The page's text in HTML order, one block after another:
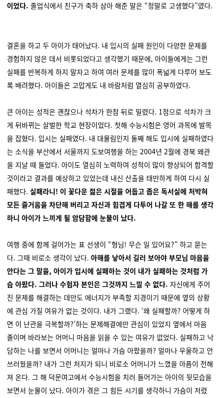
이었다. 졸업식에서 친구가 축하 삼아 해준 말은 “정말로 고생했다”였다.
결혼을 하고 두 아이가 태어났다. 내 입시의 실패 원인이 다양한 문제를
경험하지 않은 데서 비롯되었다고 생각했기 때문에, 아이들에게는 그런
실패를 반복하게 하지 말자고 하여 여러 문제를 많이 폭넓게 다루어 보도
록 배려했다. 아이들은 고맙게도 내 바람처럼 열심히 공부하였다.
큰 아이는 성적은 괜찮으나 석차가 한참 뒤로 밀렸다. 1점으로 석차가 크
게 뒤바뀌는 살벌한 학교 현장이었다. 첫해 수능시험은 영어 과목에 발목
을 잡혔다. 입시는 실패였다. 내 대물림인지 둘째 해도 입시에 실패하였다
는 소식을 부산에서 서울까지 도보여행을 하는 2004년 2월에 경북 왜관
을 지날 때 들었다. 아이도 열심히 노력하여 성적이 많이 향상되어 합격할
것이라고 결과를 예상하고 있었는데 내신 산출을 태만하게 하여 다시 실
패했다. 실패라니! 이 꽃다운 젊은 시절을 어둡고 좁은 독서실에 처박혀
모든 즐거움을 차단해 버리고 자신과 힘겹게 다투어 나갈 또 한 해를 생각
하니 아이가 느끼게 될 암담함에 눈물이 났다.
여행 중에 함께 걸어가는 표 선생이 “형님! 무슨 일 있어요?” 하고 묻는
다. 그때 비로소 생각이 났다. 아해를 낳아서 길러 보아야 부모님 마음을
안다는 그 말을, 아이가 입시에 실패하는 것이 내가 실패하는 것처럼 가
슴 아팠다. 그러나 수험자 본인은 그것까지 느낄 수 없다. 자신에게 주어
진 문제를 해결하는 데만도 에너지가 부족할 지경이기 때문에 옆의 상황
에 관심 가질 여유가 없는 것이다. 내가 그랬다. ‘왜 실패할까? 어떻게 하
면 이 난관을 극복할까?’하는 문제해결에만 관심이 있었지 옆에서 마음
졸이며 바라보는 어머니 마음을 읽을 수 있는 여유가 없었다. 실패하고 낙
담하는 나를 보면서 어머니는 얼마나 가슴 아팠을까? 얼마나 우울하고 안
쓰러웠을까? 내가 그런 처지가 되니 비로소 어머니가 느꼈을 아픔이 전해
져 온다. 그 해 덕문여고에서 수능시험을 치러 들어가는 아이의 뒷모습을
보면서 눈물이 났다. 아이가 겪은 그 힘든 시기를 생각하니 가슴이 저렸